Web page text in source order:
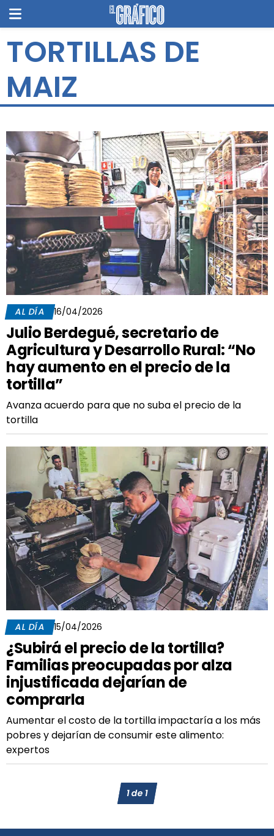
TORTILLAS DE
MAIZ
AL DÍA 16/04/2026
Julio Berdegué, secretario de
Agricultura y Desarrollo Rural: “No
hay aumento en el precio de la
tortilla”
Avanza acuerdo para que no suba el precio de la
tortilla
AL DÍA 15/04/2026
¿Subirá el precio de la tortilla?
Familias preocupadas por alza
injustificada dejarían de
comprarla
Aumentar el costo de la tortilla impactaría a los más
pobres y dejarían de consumir este alimento:
expertos
1de1